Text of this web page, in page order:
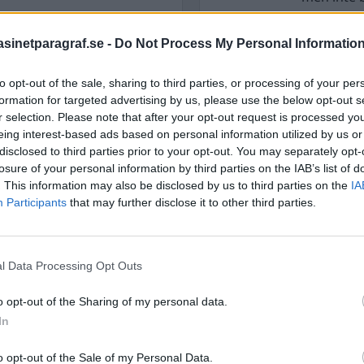
- Do Not Process My Personal Information
opt-out of the sale, sharing to third parties, or processing of your
for targeted advertising by us, please use the below opt-out
selection. Please note that after your opt-out request is processed
interest-based ads based on personal information utilized by us
to third parties prior to your opt-out. You may separately
of your personal information by third parties on the IAB’s list of
This information may also be disclosed by us to third parties on the
Participants that may further disclose it to other third parties.
Data Processing Opt Outs
opt-out of the Sharing of my personal data.
opt-out of the Sale of my Personal Data.
en lägenhetsdörr på
onsdagskvällen.
finns inga uppgifter
sin hemsida.
platsen som ska
19-årig man från
en handgranat i
handgranaten i
av pengar för att
berör flera unga
typer av våldsbrott.
för allvarliga
Stöd Para§rafs bevakning
PRENUMERERA PÅ
Magnusson